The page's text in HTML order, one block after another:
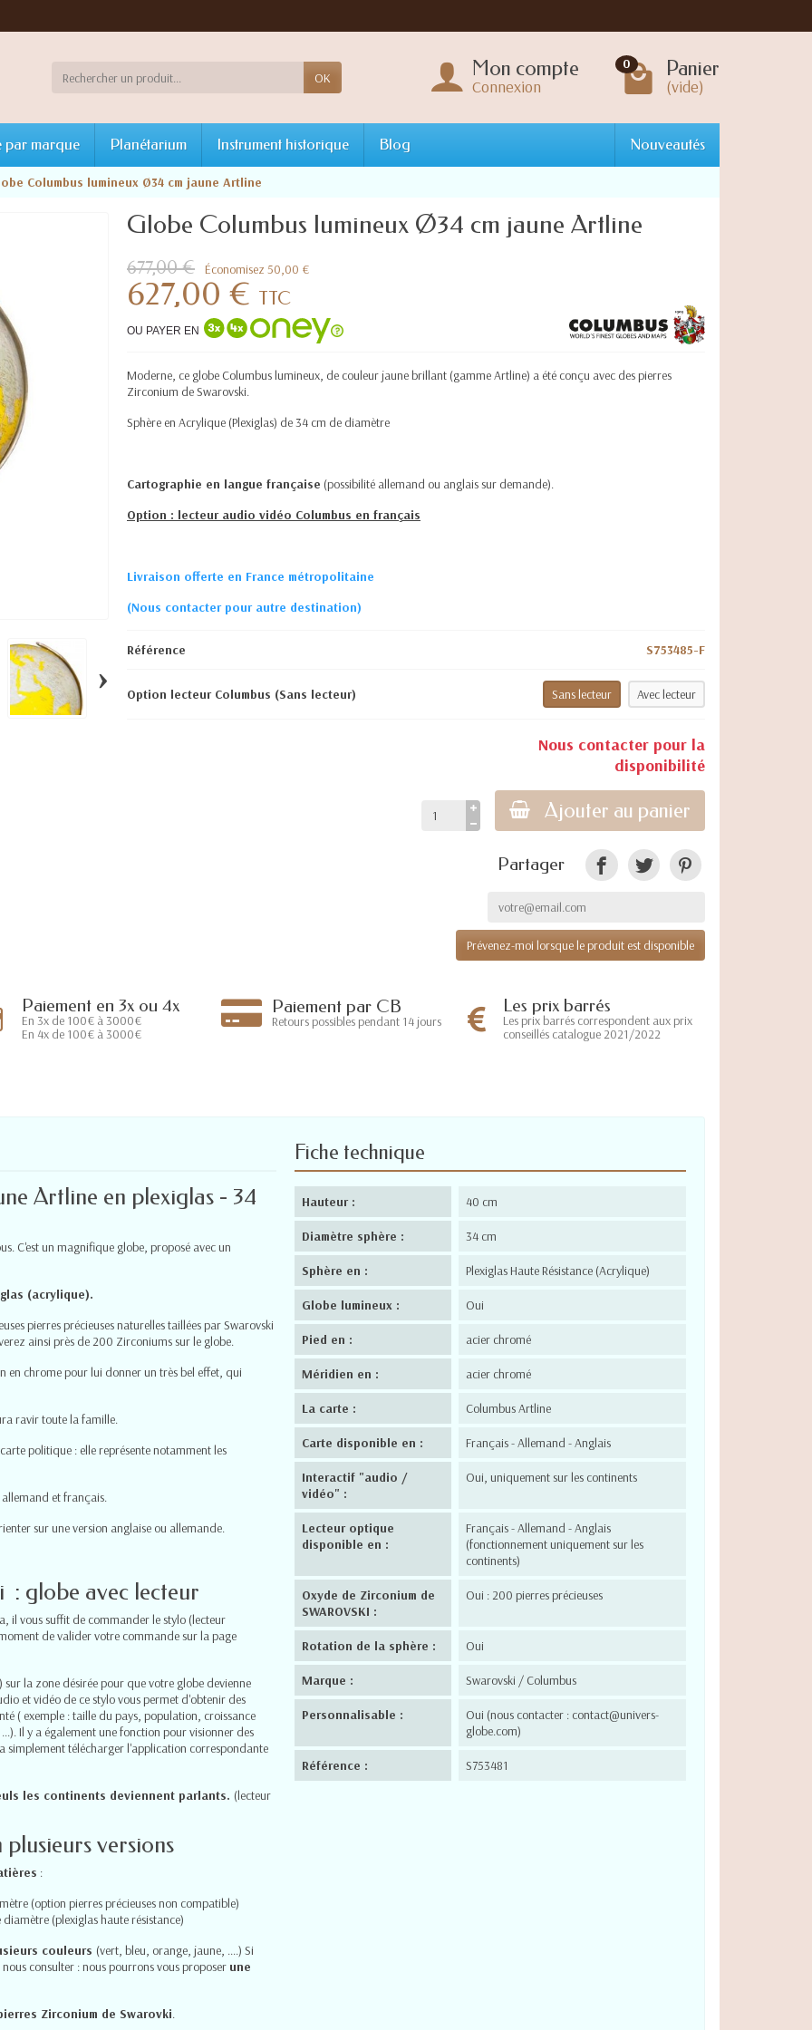
OK Mon compte
Connexion
0 Panier
(vide)
par marque Planétarium Instrument historique Blog Nouveautés
Columbus lumineux Ø34 cm jaune Artline
›
Globe Columbus lumineux Ø34 cm jaune Artline
677,00 € Économisez 50,00 €
627,00 € TTC
OU PAYER EN
Moderne, ce globe Columbus lumineux, de couleur jaune brillant (gamme Artline) a été conçu avec des pierres
Zirconium de Swarovski.
Sphère en Acrylique (Plexiglas) de 34 cm de diamètre
Cartographie en langue française (possibilité allemand ou anglais sur demande).
Option : lecteur audio vidéo Columbus en français
Livraison offerte en France métropolitaine
(Nous contacter pour autre destination)
Référence S753485-F
Option lecteur Columbus (Sans lecteur) Sans lecteur Avec lecteur
Nous contacter pour la
disponibilité
Ajouter au panier
Partager
Prévenez-moi lorsque le produit est disponible
Paiement en 3x ou 4x
En 3x de 100€ à 3000€
En 4x de 100€ à 3000€
Paiement par CB
Retours possibles pendant 14 jours
Les prix barrés
Les prix barrés correspondent aux prix
conseillés catalogue 2021/2022
Artline en plexiglas - 34
C'est un magnifique globe, proposé avec un
(acrylique).
pierres précieuses naturelles taillées par Swarovski
ainsi près de 200 Zirconiums sur le globe.
en chrome pour lui donner un très bel effet, qui
ravir toute la famille.
politique : elle représente notamment les
et français.
sur une version anglaise ou allemande.
: globe avec lecteur
il vous suffit de commander le stylo (lecteur
de valider votre commande sur la page
la zone désirée pour que votre globe devienne
et vidéo de ce stylo vous permet d'obtenir des
( exemple : taille du pays, population, croissance
Il y a également une fonction pour visionner des
simplement télécharger l'application correspondante
les continents deviennent parlants. (lecteur
versions
:
(option pierres précieuses non compatible)
(plexiglas haute résistance)
couleurs (vert, bleu, orange, jaune, ....) Si
consulter : nous pourrons vous proposer une
Zirconium de Swarovki.
Fiche technique
Hauteur : 40 cm
Diamètre sphère : 34 cm
Sphère en : Plexiglas Haute Résistance (Acrylique)
Globe lumineux : Oui
Pied en : acier chromé
Méridien en : acier chromé
La carte : Columbus Artline
Carte disponible en : Français - Allemand - Anglais
Interactif "audio /
vidéo" :
Oui, uniquement sur les continents
Lecteur optique
disponible en :
Français - Allemand - Anglais
(fonctionnement uniquement sur les
continents)
Oxyde de Zirconium de
SWAROVSKI :
Oui : 200 pierres précieuses
Rotation de la sphère : Oui
Marque : Swarovski / Columbus
Personnalisable :
Oui (nous contacter : contact@univers-
globe.com)
Référence : S753481